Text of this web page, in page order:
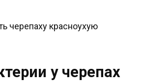
черепаху красноухую
у черепах